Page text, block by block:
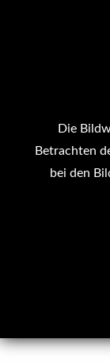
Die
Betrachten
bei den